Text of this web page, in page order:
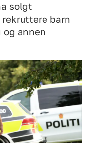
solgt
barn
og annen